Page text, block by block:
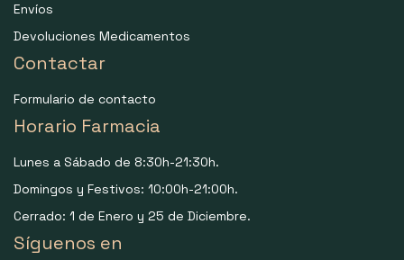
Envíos
Devoluciones Medicamentos
Contactar
Formulario de contacto
Horario Farmacia
Lunes a Sábado de 8:30h-21:30h.
Domingos y Festivos: 10:00h-21:00h.
Cerrado: 1 de Enero y 25 de Diciembre.
Síguenos en